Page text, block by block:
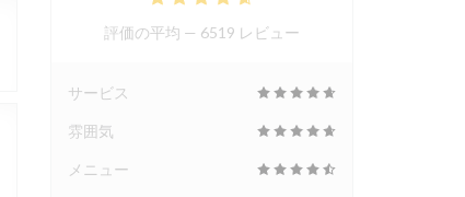
評価の平均 — 6519 レビュー
サービス
雰囲気
メニュー